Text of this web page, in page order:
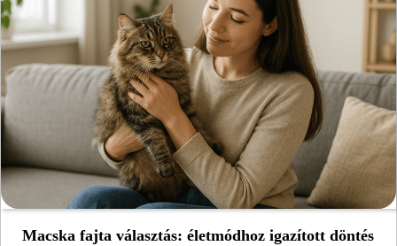
Macska fajta választás: életmódhoz igazított döntés